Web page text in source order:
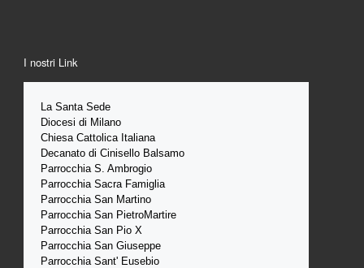
I nostri Link
La Santa Sede
Diocesi di Milano
Chiesa Cattolica Italiana
Decanato di Cinisello Balsamo
Parrocchia S. Ambrogio
Parrocchia Sacra Famiglia
Parrocchia San Martino
Parrocchia San PietroMartire
Parrocchia San Pio X
Parrocchia San Giuseppe
Parrocchia Sant' Eusebio